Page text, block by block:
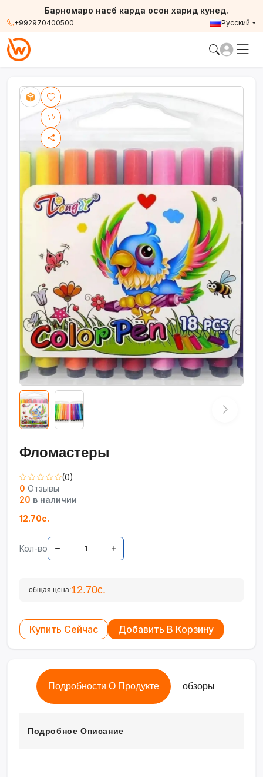
+992970400500
Барномаро насб карда осон харид кунед.
Русский
Фломастеры
(0)
0 Отзывы
20 в наличии
12.70с.
Кол-во
общая цена:12.70с.
Купить Сейчас Добавить В Корзину
Подробности О Продукте обзоры
Подробное Описание